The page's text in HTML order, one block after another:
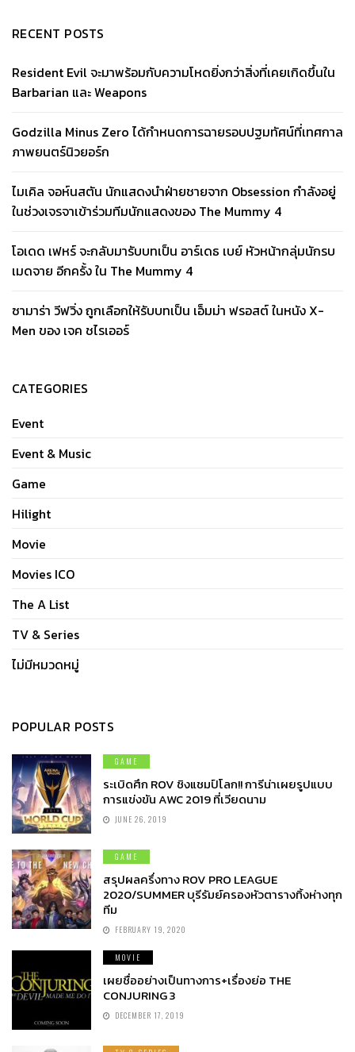
RECENT POSTS
Resident Evil จะมาพร้อมกับความโหดยิ่งกว่าสิ่งที่เคยเกิดขึ้นใน
Barbarian และ Weapons
Godzilla Minus Zero ได้กำหนดการฉายรอบปฐมทัศน์ที่เทศกาล
ภาพยนตร์นิวยอร์ก
ไมเคิล จอห์นสตัน นักแสดงนำฝ่ายชายจาก Obsession กำลังอยู่
ในช่วงเจรจาเข้าร่วมทีมนักแสดงของ The Mummy 4
โอเดด เฟหร์ จะกลับมารับบทเป็น อาร์เดธ เบย์ หัวหน้ากลุ่มนักรบ
เมดจาย อีกครั้ง ใน The Mummy 4
ซามาร่า วีฟวิ่ง ถูกเลือกให้รับบทเป็น เอ็มม่า ฟรอสต์ ในหนัง X-
Men ของ เจค ชไรเออร์
CATEGORIES
Event
Event & Music
Game
Hilight
Movie
Movies ICO
The A List
TV & Series
ไม่มีหมวดหมู่
POPULAR POSTS
GAME
ระเบิดศึก ROV ชิงแชมป์โลก!! การีน่าเผยรูปแบบ
การแข่งขัน AWC 2019 ที่เวียดนาม
JUNE 26, 2019
GAME
สรุปผลครึ่งทาง ROV PRO LEAGUE
2020/SUMMER บุรีรัมย์ครองหัวตารางทิ้งห่างทุก
ทีม
FEBRUARY 19, 2020
MOVIE
เผยชื่ออย่างเป็นทางการ+เรื่องย่อ THE
CONJURING 3
DECEMBER 17, 2019